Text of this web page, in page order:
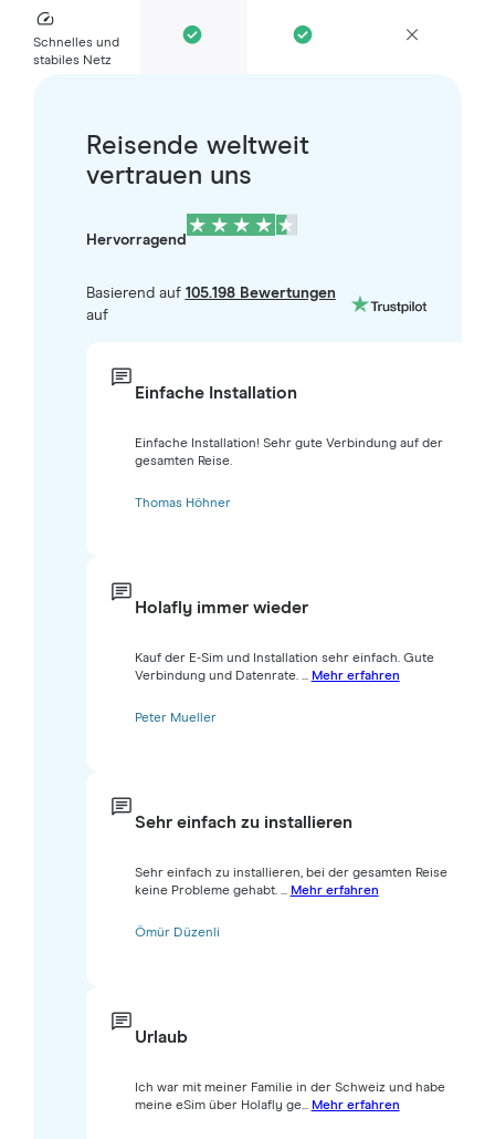
Schnelles und
stabiles Netz
Reisende weltweit
vertrauen uns
Hervorragend
Basierend auf 105.198 Bewertungen
auf
Einfache Installation
Einfache Installation! Sehr gute Verbindung auf der
gesamten Reise.
Thomas Höhner
Holafly immer wieder
Kauf der E-Sim und Installation sehr einfach. Gute
Verbindung und Datenrate. ... Mehr erfahren
Peter Mueller
Sehr einfach zu installieren
Sehr einfach zu installieren, bei der gesamten Reise
keine Probleme gehabt. ... Mehr erfahren
Ömür Düzenli
Urlaub
Ich war mit meiner Familie in der Schweiz und habe
meine eSim über Holafly ge... Mehr erfahren